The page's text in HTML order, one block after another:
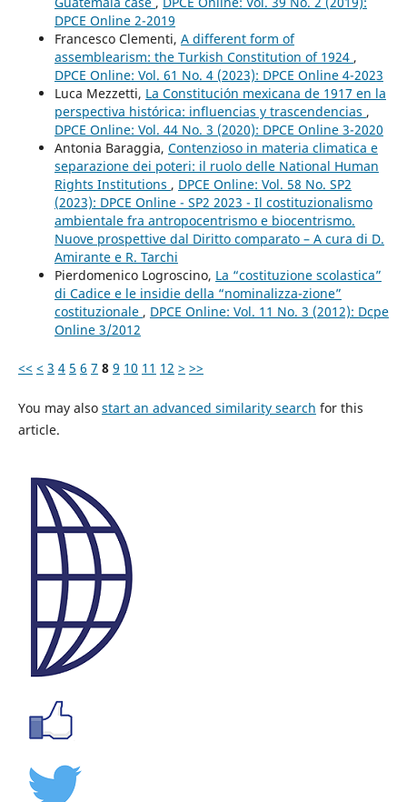
DPCE Online 2-2019
Francesco Clementi, A different form of
assemblearism: the Turkish Constitution of 1924 ,
DPCE Online: Vol. 61 No. 4 (2023): DPCE Online 4-2023
Luca Mezzetti, La Constitución mexicana de 1917 en la
perspectiva histórica: influencias y trascendencias ,
DPCE Online: Vol. 44 No. 3 (2020): DPCE Online 3-2020
Antonia Baraggia, Contenzioso in materia climatica e
separazione dei poteri: il ruolo delle National Human
Rights Institutions , DPCE Online: Vol. 58 No. SP2
(2023): DPCE Online - SP2 2023 - Il costituzionalismo
ambientale fra antropocentrismo e biocentrismo.
Nuove prospettive dal Diritto comparato – A cura di D.
Amirante e R. Tarchi
Pierdomenico Logroscino, La “costituzione scolastica”
di Cadice e le insidie della “nominalizza-zione”
costituzionale , DPCE Online: Vol. 11 No. 3 (2012): Dcpe
Online 3/2012
<< < 3 4 5 6 7 8 9 10 11 12 > >>
You may also start an advanced similarity search for this
article.